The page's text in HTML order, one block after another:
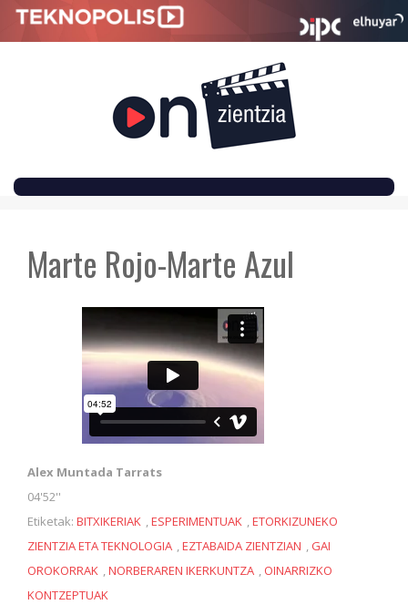
CONTENT
Marte Rojo-Marte Azul
Alex Muntada Tarrats
04'52''
Etiketak: BITXIKERIAK ,ESPERIMENTUAK ,ETORKIZUNEKO
ZIENTZIA ETA TEKNOLOGIA ,EZTABAIDA ZIENTZIAN , GAI
OROKORRAK ,NORBERAREN IKERKUNTZA , OINARRIZKO
KONTZEPTUAK